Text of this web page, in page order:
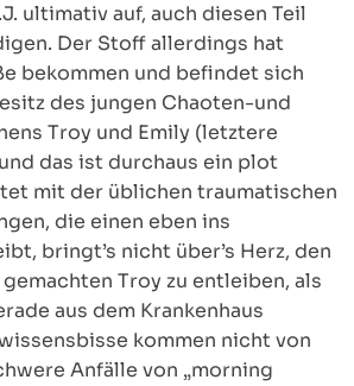
ultimativ auf, auch diesen Teil
Der Stoff allerdings hat
bekommen und befindet sich
des jungen Chaoten-und
Troy und Emily (letztere
das ist durchaus ein plot
mit der üblichen traumatischen
die einen eben ins
bringt’s nicht über’s Herz, den
Troy zu entleiben, als
aus dem Krankenhaus
kommen nicht von
Anfälle von „morning